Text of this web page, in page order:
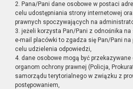
2. Pana/Pani dane osobowe w postaci
celu udostępniania strony internetowej
prawnych spoczywających na
3. jeżeli korzysta Pan/Pani z odnośnika
e-mail placówki to zgadza się Pan/Pani
celu udzielenia odpowiedzi,
4. dane osobowe mogą być
organom ochrony prawnej (Policja,
samorządu terytorialnego w związku z
postępowaniem,